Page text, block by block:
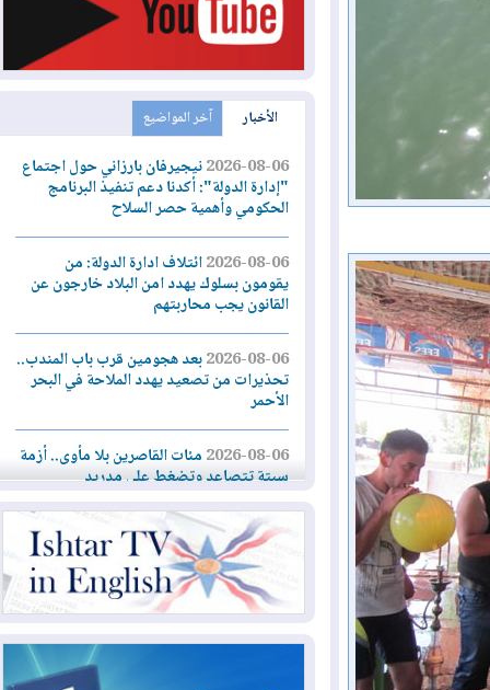
الأخبار آخر المواضيع
2026-08-06نيجيرفان بارزاني حول اجتماع
"إدارة الدولة": أكدنا دعم تنفيذ البرنامج
الحكومي وأهمية حصر السلاح
2026-08-06ائتلاف ادارة الدولة: من
يقومون بسلوك يهدد امن البلاد خارجون عن
القانون يجب محاربتهم
2026-08-06بعد هجومين قرب باب المندب..
تحذيرات من تصعيد يهدد الملاحة في البحر
الأحمر
2026-08-06مئات القاصرين بلا مأوى.. أزمة
سبتة تتصاعد وتضغط على مدريد
2026-08-05
لمدة عام.. بدء توريد 100
مليون قدم مكعب يومياً من غاز كورمور في
إقليم كوردستان إلى وزارة الكهرباء العراقية
ملامح أخطر التحديات التي تواجه العراق